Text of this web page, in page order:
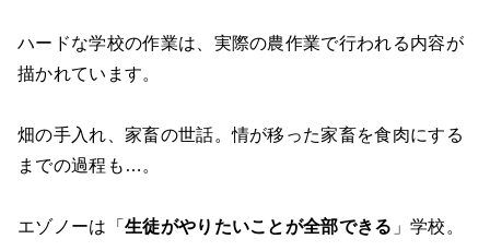
ハードな学校の作業は、実際の農作業で行われる内容が
描かれています。
畑の手入れ、家畜の世話。情が移った家畜を食肉にする
までの過程も…。
エゾノーは「 生徒がやりたいことが全部できる 」学校。